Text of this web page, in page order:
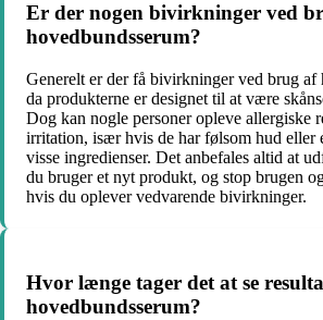
Er der nogen bivirkninger ved
hovedbundsserum?
Generelt er der få bivirkninger ved brug af
da produkterne er designet til at være
Dog kan nogle personer opleve allergiske
irritation, især hvis de har følsom hud eller
visse ingredienser. Det anbefales altid at
du bruger et nyt produkt, og stop brugen
hvis du oplever vedvarende bivirkninger.
Hvor længe tager det at se
hovedbundsserum?